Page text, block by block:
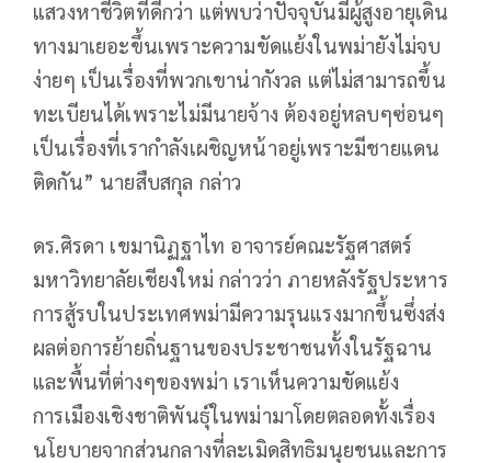
แสวงหาชีวิตที่ดีกว่า แต่พบว่าปัจจุบันมีผู้สูงอายุเดิน
ทางมาเยอะขึ้นเพราะความขัดแย้งในพม่ายังไม่จบ
ง่ายๆ เป็นเรื่องที่พวกเขาน่ากังวล แต่ไม่สามารถขึ้น
ทะเบียนได้เพราะไม่มีนายจ้าง ต้องอยู่หลบๆซ่อนๆ
เป็นเรื่องที่เรากำลังเผชิญหน้าอยู่เพราะมีชายแดน
ติดกัน” นายสืบสกุล กล่าว
ดร.ศิรดา เขมานิฏฐาไท อาจารย์คณะรัฐศาสตร์
มหาวิทยาลัยเชียงใหม่ กล่าวว่า ภายหลังรัฐประหาร
การสู้รบในประเทศพม่ามีความรุนแรงมากขึ้นซึ่งส่ง
ผลต่อการย้ายถิ่นฐานของประชาชนทั้งในรัฐฉาน
และพื้นที่ต่างๆของพม่า เราเห็นความขัดแย้ง
การเมืองเชิงชาติพันธุ์ในพม่ามาโดยตลอดทั้งเรื่อง
นโยบายจากส่วนกลางที่ละเมิดสิทธิมนุยชนและการ